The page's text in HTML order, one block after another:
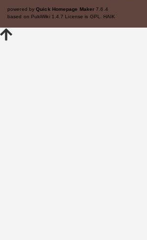
powered byQuick Homepage Maker 7.6.4
based on PukiWiki 1.4.7 License is GPL. HAIK